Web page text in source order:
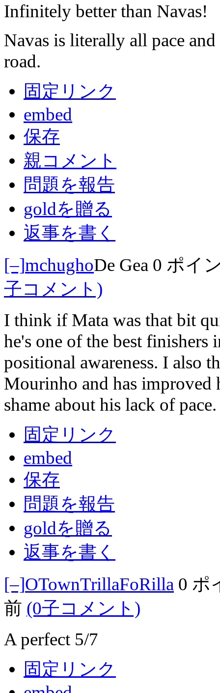
Infinitely better than Navas!
Navas is literally all pace
road.
固定リンク
embed
保存
親コメント
問題を報告
goldを贈る
返事を書く
[–]mchughoDe Gea 0 ポイ
子コメント)
I think if Mata was that bit
he's one of the best finishers
positional awareness. I also
Mourinho and has improved
shame about his lack of pace.
固定リンク
embed
保存
問題を報告
goldを贈る
返事を書く
[–]OTownTrillaFoRilla 0 ポ
前 (0子コメント)
A perfect 5/7
固定リンク